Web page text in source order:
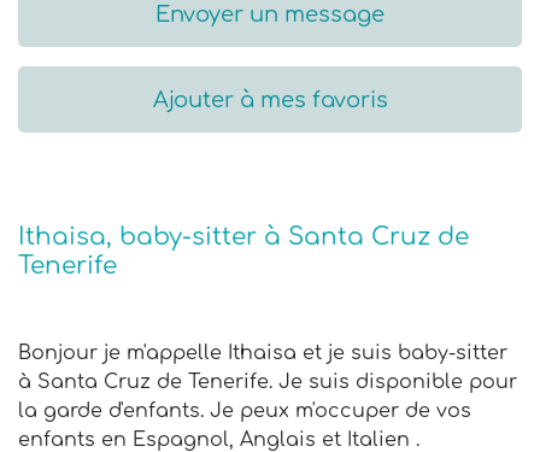
Ithaisa, baby-sitter à Santa Cruz de
Tenerife
Bonjour je m'appelle Ithaisa et je suis baby-sitter
à Santa Cruz de Tenerife. Je suis disponible pour
la garde d'enfants. Je peux m'occuper de vos
enfants en Espagnol, Anglais et Italien .
Envoyer un message
Ajouter à mes favoris